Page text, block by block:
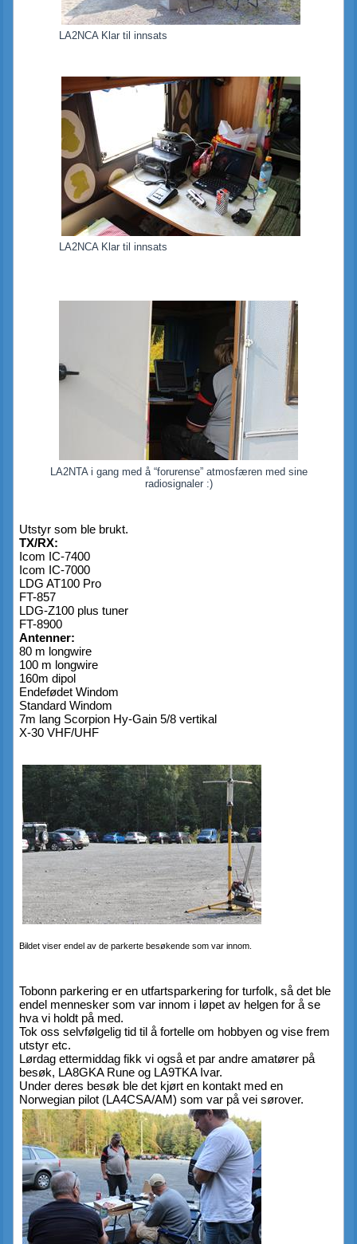
LA2NCA Klar til innsats
LA2NCA Klar til innsats
LA2NTA i gang med å “forurense” atmosfæren med sine
radiosignaler :)
Utstyr som ble brukt.
TX/RX:
Icom IC-7400
Icom IC-7000
LDG AT100 Pro
FT-857
LDG-Z100 plus tuner
FT-8900
Antenner:
80 m longwire
100 m longwire
160m dipol
Endefødet Windom
Standard Windom
7m lang Scorpion Hy-Gain 5/8 vertikal
X-30 VHF/UHF
Bildet viser endel av de parkerte besøkende som var innom.
Tobonn parkering er en utfartsparkering for turfolk, så det ble
endel mennesker som var innom i løpet av helgen for å se
hva vi holdt på med.
Tok oss selvfølgelig tid til å fortelle om hobbyen og vise frem
utstyr etc.
Lørdag ettermiddag fikk vi også et par andre amatører på
besøk, LA8GKA Rune og LA9TKA Ivar.
Under deres besøk ble det kjørt en kontakt med en
Norwegian pilot (LA4CSA/AM) som var på vei sørover.